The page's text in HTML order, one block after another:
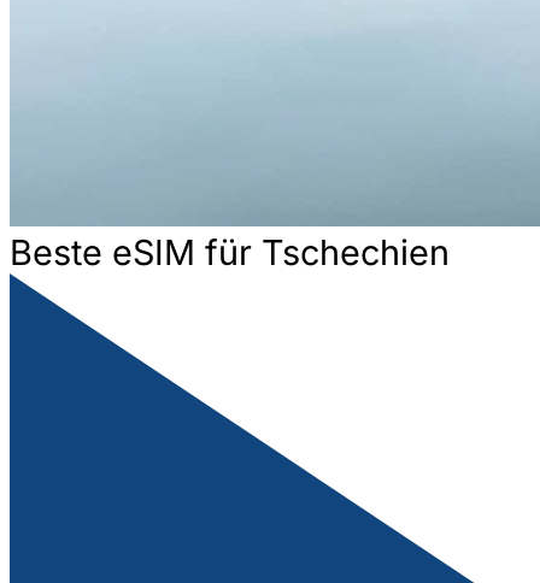
Beste eSIM für Tschechien